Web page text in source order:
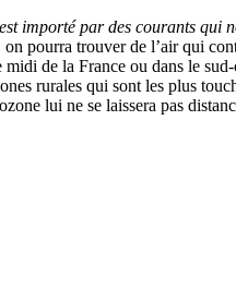
importé par des courants qui
pourra trouver de l’air qui
de la France ou dans le
rurales qui sont les plus
lui ne se laissera pas